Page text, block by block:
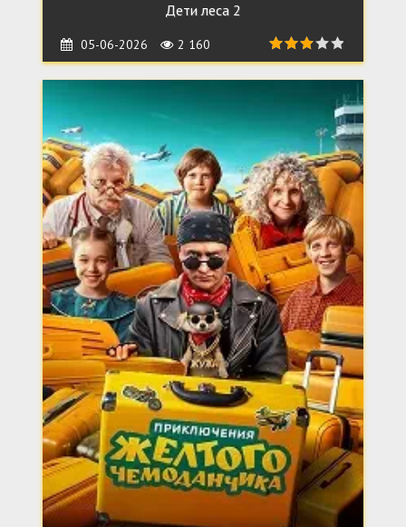
Дети леса 2
05-06-2026 2 160